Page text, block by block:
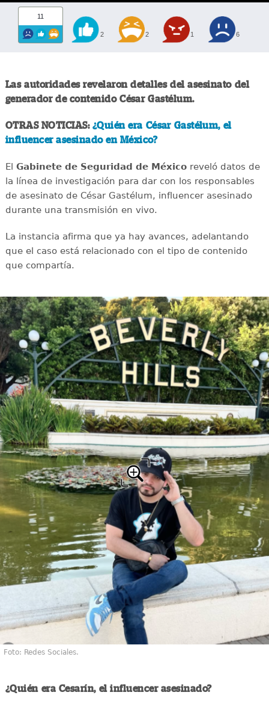
11
2 2 1 6
Las autoridades revelaron detalles del asesinato del
generador de contenido César Gastélum.
OTRAS NOTICIAS: ¿Quién era César Gastélum, el
influencer asesinado en México?
El Gabinete de Seguridad de Méxicoreveló datos de
la línea de investigación para dar con los responsables
de asesinato de César Gastélum, influencer asesinado
durante una transmisión en vivo.
La instancia afirma que ya hay avances, adelantando
que el caso está relacionado con el tipo de contenido
que compartía.
Foto: Redes Sociales.
¿Quién era Cesarín, el influencer asesinado?